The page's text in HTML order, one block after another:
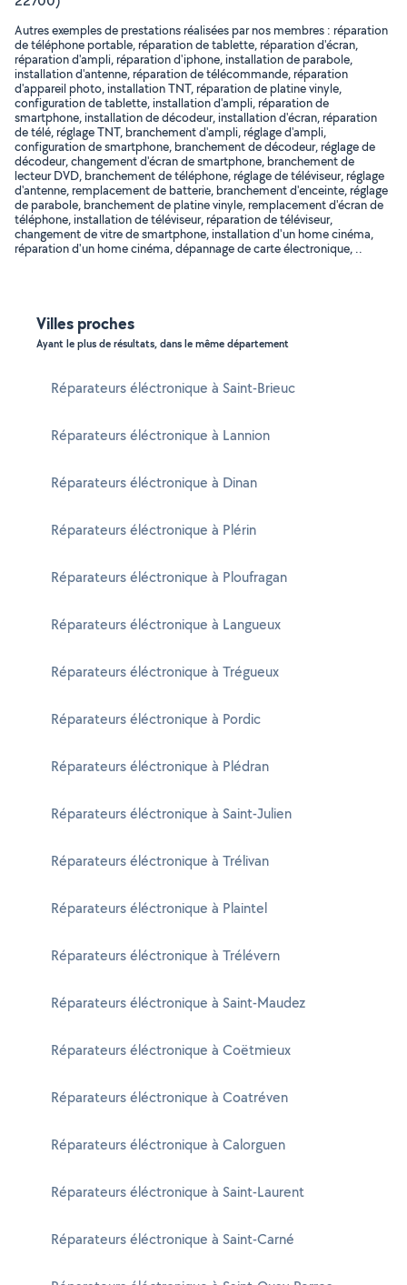
Autres exemples de prestations réalisées par nos membres : réparation
de téléphone portable, réparation de tablette, réparation d'écran,
réparation d'ampli, réparation d'iphone, installation de parabole,
installation d'antenne, réparation de télécommande, réparation
d'appareil photo, installation TNT, réparation de platine vinyle,
configuration de tablette, installation d'ampli, réparation de
smartphone, installation de décodeur, installation d'écran, réparation
de télé, réglage TNT, branchement d'ampli, réglage d'ampli,
configuration de smartphone, branchement de décodeur, réglage de
décodeur, changement d'écran de smartphone, branchement de
lecteur DVD, branchement de téléphone, réglage de téléviseur, réglage
d'antenne, remplacement de batterie, branchement d'enceinte, réglage
de parabole, branchement de platine vinyle, remplacement d'écran de
téléphone, installation de téléviseur, réparation de téléviseur,
changement de vitre de smartphone, installation d'un home cinéma,
réparation d'un home cinéma, dépannage de carte électronique, ..
Villes proches
Ayant le plus de résultats, dans le même département
Réparateurs éléctronique à Saint-Brieuc
Réparateurs éléctronique à Lannion
Réparateurs éléctronique à Dinan
Réparateurs éléctronique à Plérin
Réparateurs éléctronique à Ploufragan
Réparateurs éléctronique à Langueux
Réparateurs éléctronique à Trégueux
Réparateurs éléctronique à Pordic
Réparateurs éléctronique à Plédran
Réparateurs éléctronique à Saint-Julien
Réparateurs éléctronique à Trélivan
Réparateurs éléctronique à Plaintel
Réparateurs éléctronique à Trélévern
Réparateurs éléctronique à Saint-Maudez
Réparateurs éléctronique à Coëtmieux
Réparateurs éléctronique à Coatréven
Réparateurs éléctronique à Calorguen
Réparateurs éléctronique à Saint-Laurent
Réparateurs éléctronique à Saint-Carné